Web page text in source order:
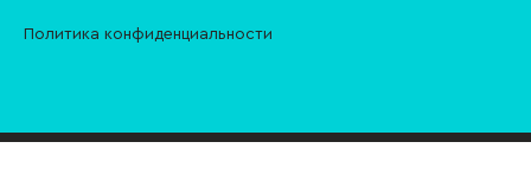
Политика конфиденциальности